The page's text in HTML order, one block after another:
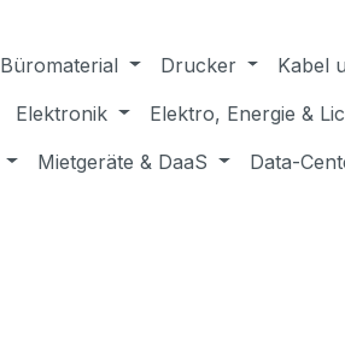
Büromaterial Drucker
Kabel
Elektronik Elektro, Energie &
Mietgeräte & DaaS Data-